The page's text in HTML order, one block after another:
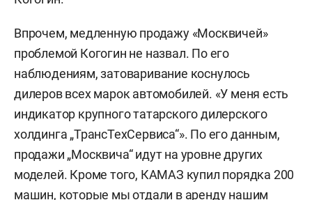
Впрочем, медленную продажу «Москвичей»
проблемой Когогин не назвал. По его
наблюдениям, затоваривание коснулось
дилеров всех марок автомобилей. «У меня есть
индикатор крупного татарского дилерского
холдинга „ТрансТехСервиса“». По его данным,
продажи „Москвича“ идут на уровне других
моделей. Кроме того, КАМАЗ купил порядка 200
машин, которые мы отдали в аренду нашим